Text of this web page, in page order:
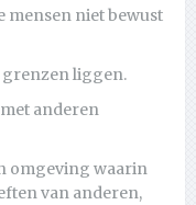
mensen niet bewust
grenzen liggen.
anderen
omgeving waarin
van anderen,